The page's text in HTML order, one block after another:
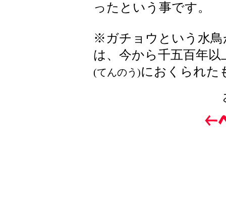
ったという事です。
※ガチョウという水
は、今から千五百年
(てんのう)におくられた